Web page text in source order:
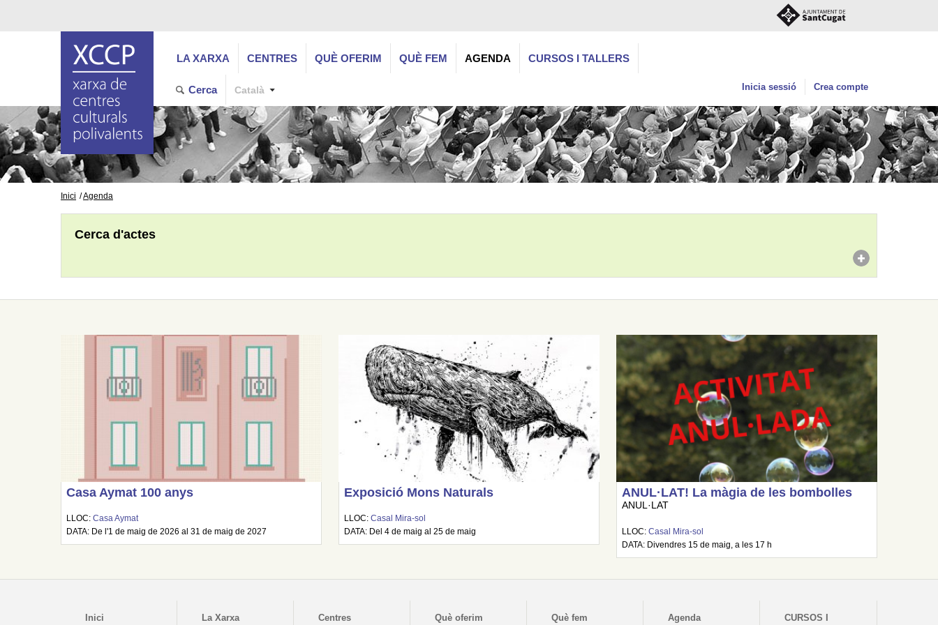
LA XARXA CENTRES QUÈ OFERIM QUÈ FEM AGENDA CURSOS I TALLERS
Cerca Català Inicia sessió Crea compte
Inici Agenda
Cerca d'actes
Casa Aymat 100 anys
LLOC:Casa Aymat
DATA: De l'1 de maig de 2026 al 31 de maig de 2027
Exposició Mons Naturals
LLOC:Casal Mira-sol
DATA: Del 4 de maig al 25 de maig
ANUL·LAT! La màgia de les bombolles
ANUL·LAT
LLOC:Casal Mira-sol
DATA: Divendres 15 de maig, a les 17 h
Inici La Xarxa Centres Què oferim Què fem Agenda CURSOS I